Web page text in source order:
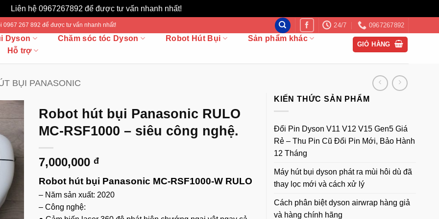
Liên hệ 0967267892 để được tư vấn nhanh nhất!
0967 267 892 để được tư vấn nhanh nhất! 24/7 0967267892
Dyson Chăm sóc tóc Dyson Robot Hút Bụi
Sản phẩm khác
Hỗ trợ
GIỎ HÀNG
BỤI PANASONIC
KIẾN THỨC SẢN PHẨM
Đổi Pin Dyson V11 V12 V15 Gen5 Giá
Rẻ – Thu Pin Cũ Đổi Pin Mới, Bảo Hành
12 Tháng
Máy hút bụi dyson phát ra mùi hôi dù đã
thay lọc mới và cách xử lý
Cách phân biệt dyson airwrap hàng giả
và hàng chính hãng
Robot hút bụi Panasonic RULO
MC-RSF1000 – siêu công nghệ.
7,000,000 đ
Robot hút bụi Panasonic MC-RSF1000-W RULO
– Năm sản xuất: 2020
– Công nghệ: